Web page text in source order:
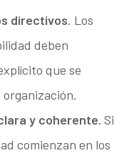
directivos. Los
deben
que se
y coherente. Si
comienzan en los